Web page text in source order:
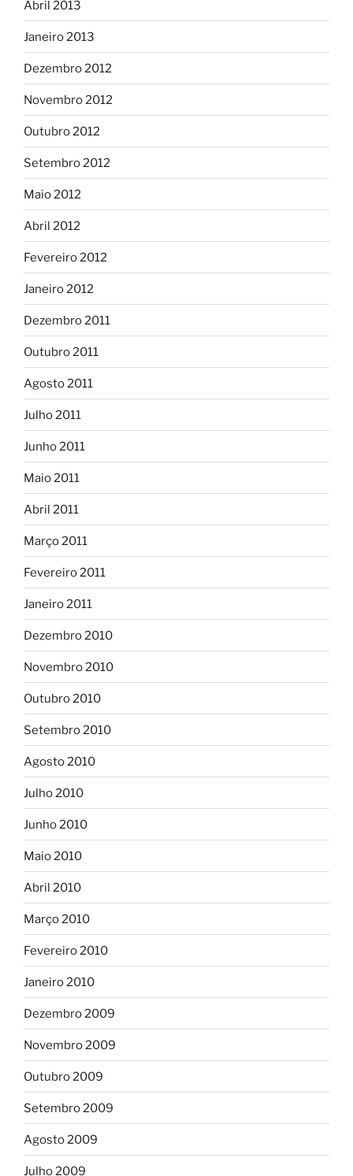
Abril 2013
Janeiro 2013
Dezembro 2012
Novembro 2012
Outubro 2012
Setembro 2012
Maio 2012
Abril 2012
Fevereiro 2012
Janeiro 2012
Dezembro 2011
Outubro 2011
Agosto 2011
Julho 2011
Junho 2011
Maio 2011
Abril 2011
Março 2011
Fevereiro 2011
Janeiro 2011
Dezembro 2010
Novembro 2010
Outubro 2010
Setembro 2010
Agosto 2010
Julho 2010
Junho 2010
Maio 2010
Abril 2010
Março 2010
Fevereiro 2010
Janeiro 2010
Dezembro 2009
Novembro 2009
Outubro 2009
Setembro 2009
Agosto 2009
Julho 2009